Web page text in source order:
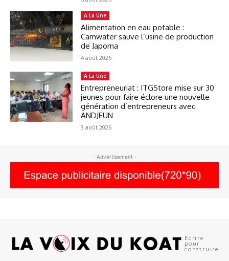
A La Une
Alimentation en eau potable :
Camwater sauve l’usine de production
de Japoma
4 août 2026
A La Une
Entrepreneuriat : ITGStore mise sur 30
jeunes pour faire éclore une nouvelle
génération d’entrepreneurs avec
ANDJEUN
3 août 2026
- Advertisement -
Ecrire
pour
construire